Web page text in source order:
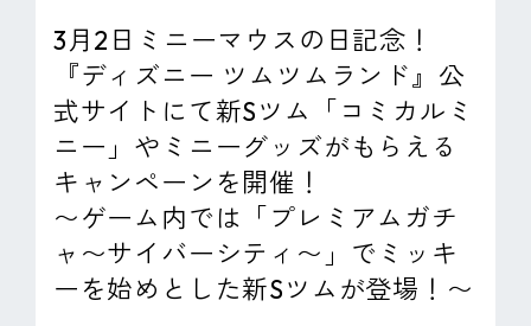
IR情報
採用情報
サステナビリティ
ピンマーク
3月2日ミニーマウスの日記念！
『ディズニー ツムツムランド』公
式サイトにて新Sツム「コミカルミ
ニー」やミニーグッズがもらえる
キャンペーンを開催！
〜ゲーム内では「プレミアムガチ
ャ〜サイバーシティ〜」でミッキ
ーを始めとした新Sツムが登場！〜